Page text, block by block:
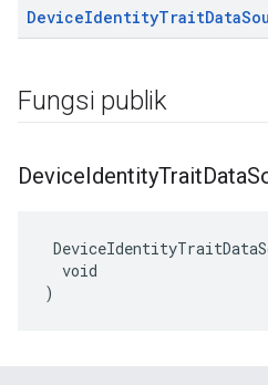
DeviceIdentityTraitData
Fungsi publik
DeviceIdentityTraitData
  void
)